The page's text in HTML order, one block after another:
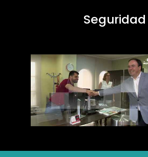
Seguridad